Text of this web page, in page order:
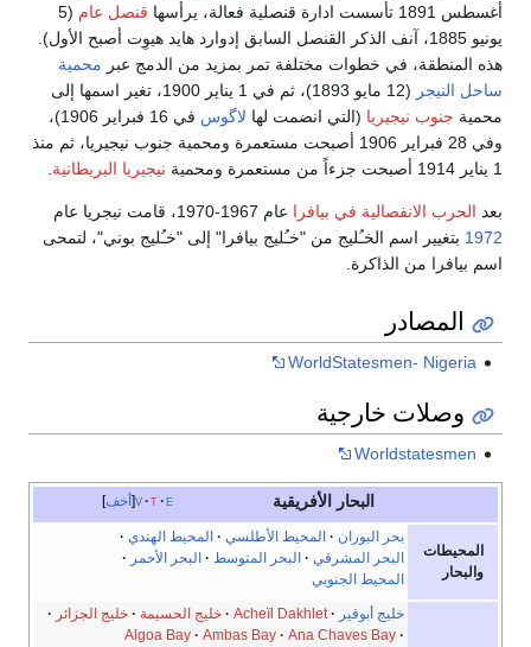
أغسطس 1891 تأسست ادارة قنصلية فعالة، يرأسها
قنصل عام
(5
يونيو 1885، آنف الذكر القنصل السابق إدوارد هايد هيوِت أصبح الأول).
هذه المنطقة، في خطوات مختلفة تمر بمزيد من الدمج عبر محمية
ساحل النيجر
(12 مايو 1893)، ثم في 1 يناير 1900، تغير اسمها إلى
محمية جنوب نيجيريا (التي انضمت لها لاگوس
في 16 فبراير 1906)،
وفي 28 فبراير 1906 أصبحت مستعمرة ومحمية جنوب نيجيريا، ثم منذ
1 يناير 1914 أصبحت جزءاً من مستعمرة ومحمية
نيجيريا البريطانية.
بعد الحرب الانفصالية في بيافرا عام 1967-1970، قامت نيجريا عام
1972 بتغيير اسم الخـُليج من "خـُليج بيافرا" إلى "خـُليج بوني"، لتمحى
اسم بيافرا من الذاكرة.
المصادر
WorldStatesmen- Nigeria
وصلات خارجية
Worldstatesmen
أخف v t e البحار الأفريقية
المحيطات
والبحار
بحر البوران المحيط الأطلسي
المحيط الهندي
البحر المشرقي
البحر المتوسط
البحر الأحمر
المحيط الجنوبي
خليج أبوقير Acheïl Dakhlet خليج الحسيمة
خليج الجزائر
Algoa Bay
Ambas Bay
Ana Chaves Bay